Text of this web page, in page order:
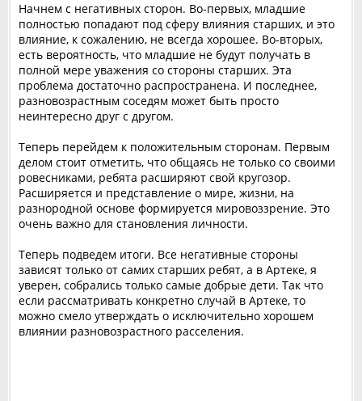
Начнем с негативных сторон. Во-первых, младшие
полностью попадают под сферу влияния старших, и это
влияние, к сожалению, не всегда хорошее. Во-вторых,
есть вероятность, что младшие не будут получать в
полной мере уважения со стороны старших. Эта
проблема достаточно распространена. И последнее,
разновозрастным соседям может быть просто
неинтересно друг с другом.
Теперь перейдем к положительным сторонам. Первым
делом стоит отметить, что общаясь не только со своими
ровесниками, ребята расширяют свой кругозор.
Расширяется и представление о мире, жизни, на
разнородной основе формируется мировоззрение. Это
очень важно для становления личности.
Теперь подведем итоги. Все негативные стороны
зависят только от самих старших ребят, а в Артеке, я
уверен, собрались только самые добрые дети. Так что
если рассматривать конкретно случай в Артеке, то
можно смело утверждать о исключительно хорошем
влиянии разновозрастного расселения.